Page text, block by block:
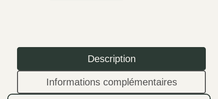
Description
Informations complémentaires